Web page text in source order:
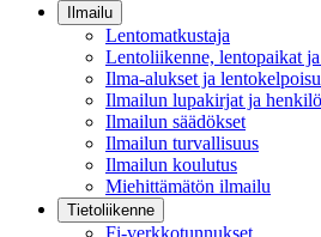
Ilmailu
Lentomatkustaja
Lentoliikenne, lentopaikat
Ilma-alukset ja
Ilmailun lupakirjat ja
Ilmailun säädökset
Ilmailun turvallisuus
Ilmailun koulutus
Miehittämätön ilmailu
Tietoliikenne
Fi-verkkotunnukset